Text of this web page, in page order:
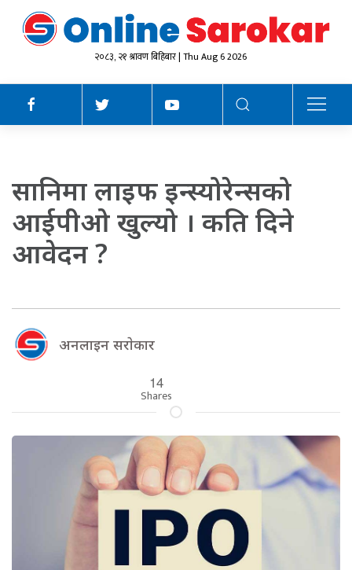
२०८३, २१ श्रावण बिहिबार | Thu Aug 6 2026
सानिमा लाइफ इन्स्योरेन्सको
आईपीओ खुल्यो । कति दिने
आवेदन ?
अनलाइन सराेकार
14
Shares